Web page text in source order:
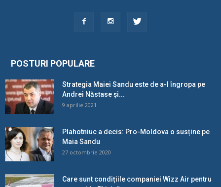
POSTURI POPULARE
Strategia Maiei Sandu este de a-l îngropa pe
Andrei Năstase și...
9 aprilie 2021
Plahotniuc a decis: Pro-Moldova o susține pe
Maia Sandu
27 octombrie 2020
Care sunt condițiile companiei Wizz Air pentru